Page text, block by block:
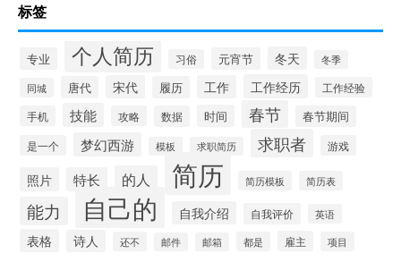
标签
专业 个人简历 习俗 元宵节 冬天 冬季
同城 唐代 宋代 履历 工作 工作经历
工作经验
手机
技能 攻略 数据 时间 春节 春节期间
是一个 梦幻西游 模板 求职简历 求职者 游戏
照片 特长 的人 简历 简历模板 简历表
能力 自己的 自我介绍 自我评价 英语
表格 诗人 还不 邮件 邮箱 都是 雇主 项目